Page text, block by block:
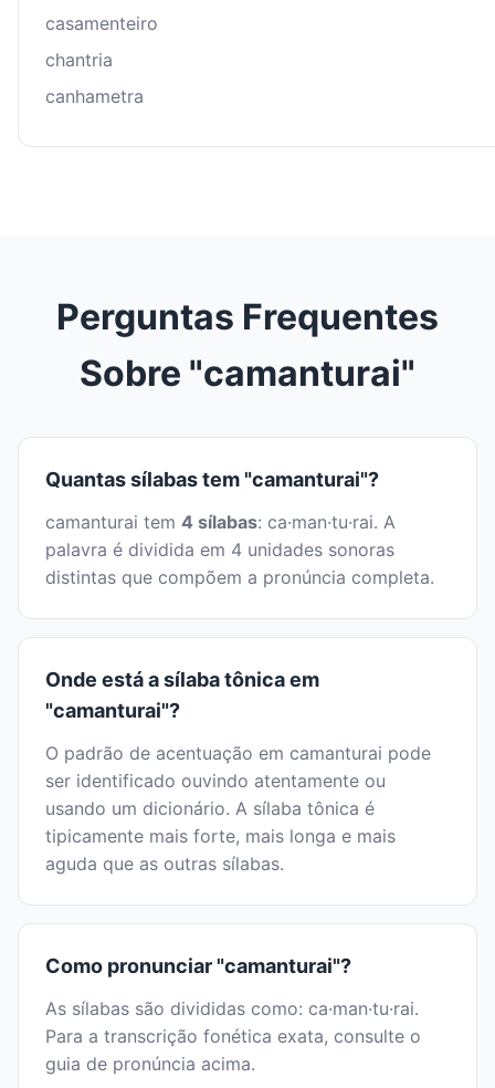
casamenteiro
chantria
canhametra
Perguntas Frequentes
Sobre "camanturai"
Quantas sílabas tem "camanturai"?
camanturai tem 4 sílabas: ca·man·tu·rai. A
palavra é dividida em 4 unidades sonoras
distintas que compõem a pronúncia completa.
Onde está a sílaba tônica em
"camanturai"?
O padrão de acentuação em camanturai pode
ser identificado ouvindo atentamente ou
usando um dicionário. A sílaba tônica é
tipicamente mais forte, mais longa e mais
aguda que as outras sílabas.
Como pronunciar "camanturai"?
As sílabas são divididas como: ca·man·tu·rai.
Para a transcrição fonética exata, consulte o
guia de pronúncia acima.